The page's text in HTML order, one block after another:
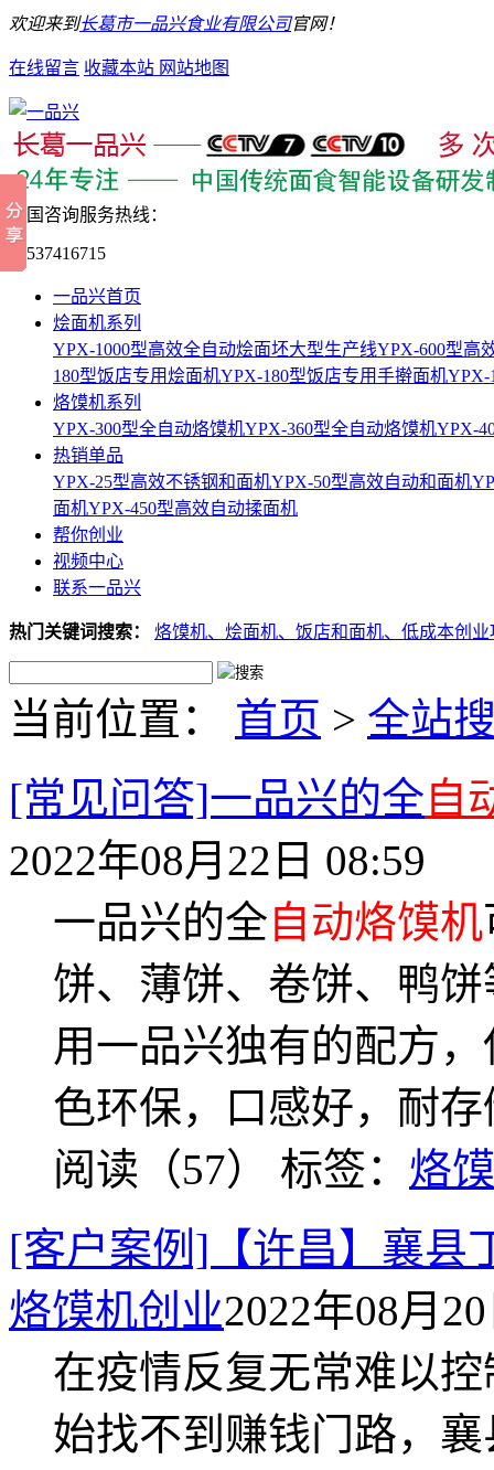
欢迎来到长葛市一品兴食业有限公司官网！
在线留言 收藏本站 网站地图
全国咨询服务热线：
15537416715
一品兴首页
烩面机系列
YPX-1000型高效全自动烩面坯大型生产线YPX-600型高
180型饭店专用烩面机YPX-180型饭店专用手擀面机YPX-
烙馍机系列
YPX-300型全自动烙馍机YPX-360型全自动烙馍机YPX-
热销单品
YPX-25型高效不锈钢和面机YPX-50型高效自动和面机
面机YPX-450型高效自动揉面机
帮你创业
视频中心
联系一品兴
热门关键词搜索： 烙馍机、 烩面机、 饭店和面机、 低成本创业
当前位置： 首页 > 全站
[常见问答]一品兴的全自
2022年08月22日 08:59
一品兴的全自动烙馍机
饼、薄饼、卷饼、鸭
用一品兴独有的配方
色环保，口感好，耐存
阅读（57） 标签： 烙
[客户案例]【许昌】襄县
烙馍机创业2022年08月
在疫情反复无常难以
始找不到赚钱门路，